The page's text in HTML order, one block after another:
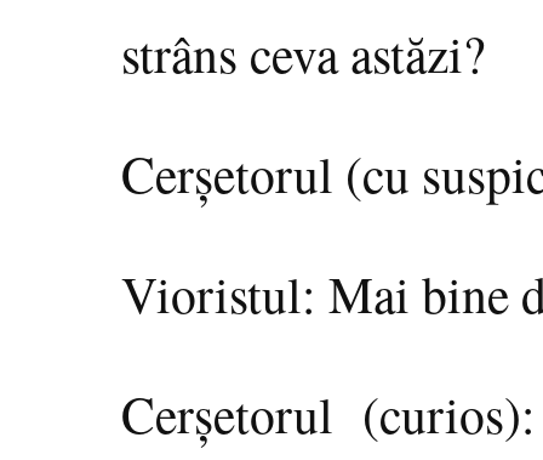
strâns ceva astăzi?
Cerşetorul (cu
Vioristul: Mai bine
Cerşetorul